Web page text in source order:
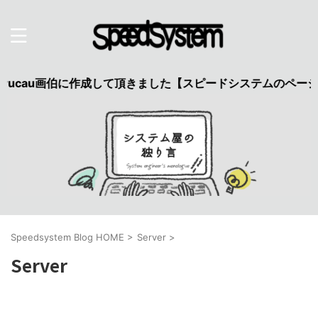
伯に作成して頂きました【スピードシステムのページを見
Speedsystem Blog HOME > Server >
Server